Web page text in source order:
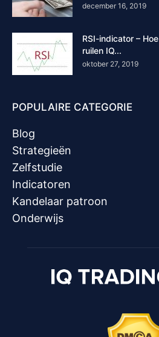
december 16, 2019
RSI-indicator –
ruilen IQ...
oktober 27, 2019
POPULAIRE CATEGORIE
Blog
Strategieën
Zelfstudie
Indicatoren
Kandelaar patroon
Onderwijs